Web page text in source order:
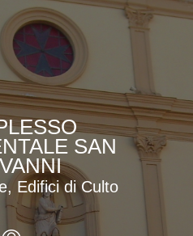
SAN
Edifici di Culto